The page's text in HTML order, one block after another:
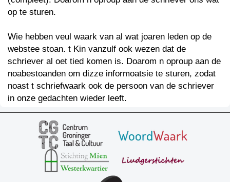
op te sturen.
Wie hebben veul waark van al wat joaren leden op de
webstee stoan. t Kin vanzulf ook wezen dat de
schriever al oet tied komen is. Doarom n oproup aan de
noabestoanden om dizze informoatsie te sturen, zodat
noast t schriefwaark ook de persoon van de schriever
in onze gedachten wieder leeft.